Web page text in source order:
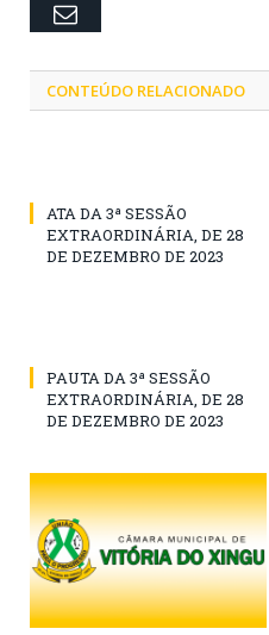
Email
CONTEÚDO RELACIONADO
ATA DA 3ª SESSÃO
EXTRAORDINÁRIA, DE 28
DE DEZEMBRO DE 2023
PAUTA DA 3ª SESSÃO
EXTRAORDINÁRIA, DE 28
DE DEZEMBRO DE 2023